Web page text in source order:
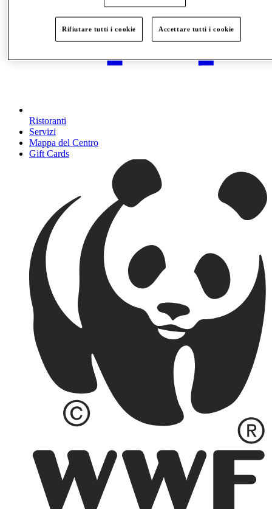
Ristoranti
Servizi
Mappa del Centro
Gift Cards
Rifiutare tutti i cookie Accettare tutti i cookie